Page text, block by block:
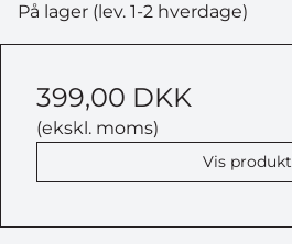
På lager (lev. 1-2 hverdage)
399,00 DKK
(ekskl. moms)
Vis produkt